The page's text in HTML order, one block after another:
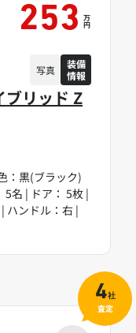
ブリッド Z
：黒(ブラック)
名 | ドア： 5枚 |
ハンドル：右 |
253 万
円
写真
装備
情報
4社
査定